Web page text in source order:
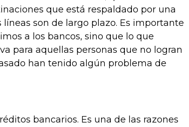
que está respaldado por una
son de largo plazo. Es importante
a los bancos, sino que lo que
para aquellas personas que no logran
han tenido algún problema de
bancarios. Es una de las razones